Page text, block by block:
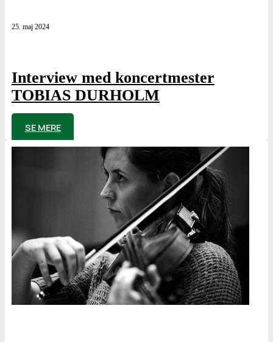
25. maj 2024
Interview med koncertmester
TOBIAS DURHOLM
af
SE MERE